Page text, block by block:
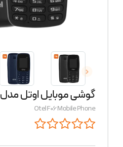
گوشی موبایل اوتل مدل F06
Otel F06 Mobile Phone